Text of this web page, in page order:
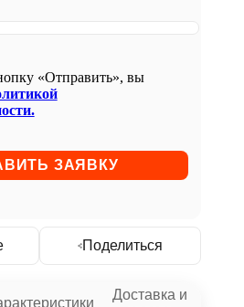
«Отправить», вы
Поделиться
Доставка и